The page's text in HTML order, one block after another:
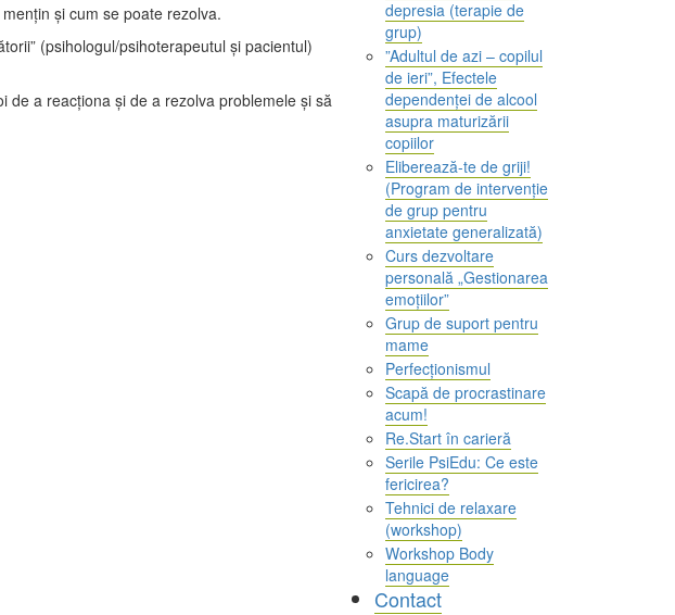
și cum se poate rezolva.
(psihologul/psihoterapeutul și pacientul)
de a reacționa și de a rezolva problemele și să
depresia (terapie de
grup)
”Adultul de azi – copilul
de ieri”, Efectele
dependenței de alcool
asupra maturizării
copiilor
Eliberează-te de griji!
(Program de intervenție
de grup pentru
anxietate generalizată)
Curs dezvoltare
personală „Gestionarea
emoțiilor”
Grup de suport pentru
mame
Perfecționismul
Scapă de procrastinare
acum!
Re.Start în carieră
Serile PsiEdu: Ce este
fericirea?
Tehnici de relaxare
(workshop)
Workshop Body
language
Contact